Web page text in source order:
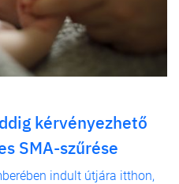
kérvényezhető
SMA-szűrése
indult útjára itthon,